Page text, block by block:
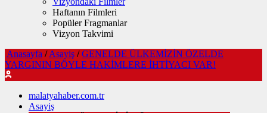
Haftanın Filmleri
Popüler Fragmanlar
Vizyon Takvimi
Anasayfa / Asayiş / GENELDE ÜLKEMİZİN ÖZELDE
YARGININ BÖYLE HAKİMLERE İHTİYACI VAR!
malatyahaber.com.tr
Asayiş